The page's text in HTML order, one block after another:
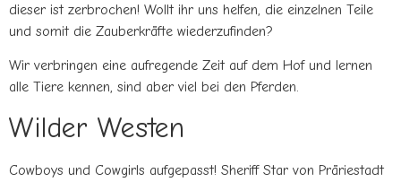
dieser ist zerbrochen! Wollt ihr uns helfen, die einzelnen Teile
und somit die Zauberkräfte wiederzufinden?
Wir verbringen eine aufregende Zeit auf dem Hof und lernen
alle Tiere kennen, sind aber viel bei den Pferden.
Wilder Westen
Cowboys und Cowgirls aufgepasst! Sheriff Star von Präriestadt